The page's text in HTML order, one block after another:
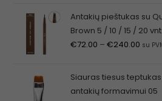
Antakių pieštukas su
Brown 5 / 10 / 15 / 20 vnt.
€72.00 – €240.00 su
Siauras tiesus
antakių formavimui 05